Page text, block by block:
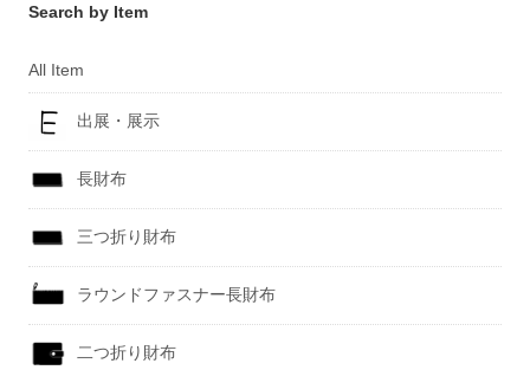
Search by Item
All Item
出展・展示
長財布
三つ折り財布
ラウンドファスナー長財布
二つ折り財布